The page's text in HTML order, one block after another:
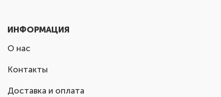
ИНФОРМАЦИЯ
О нас
Контакты
Доставка и оплата